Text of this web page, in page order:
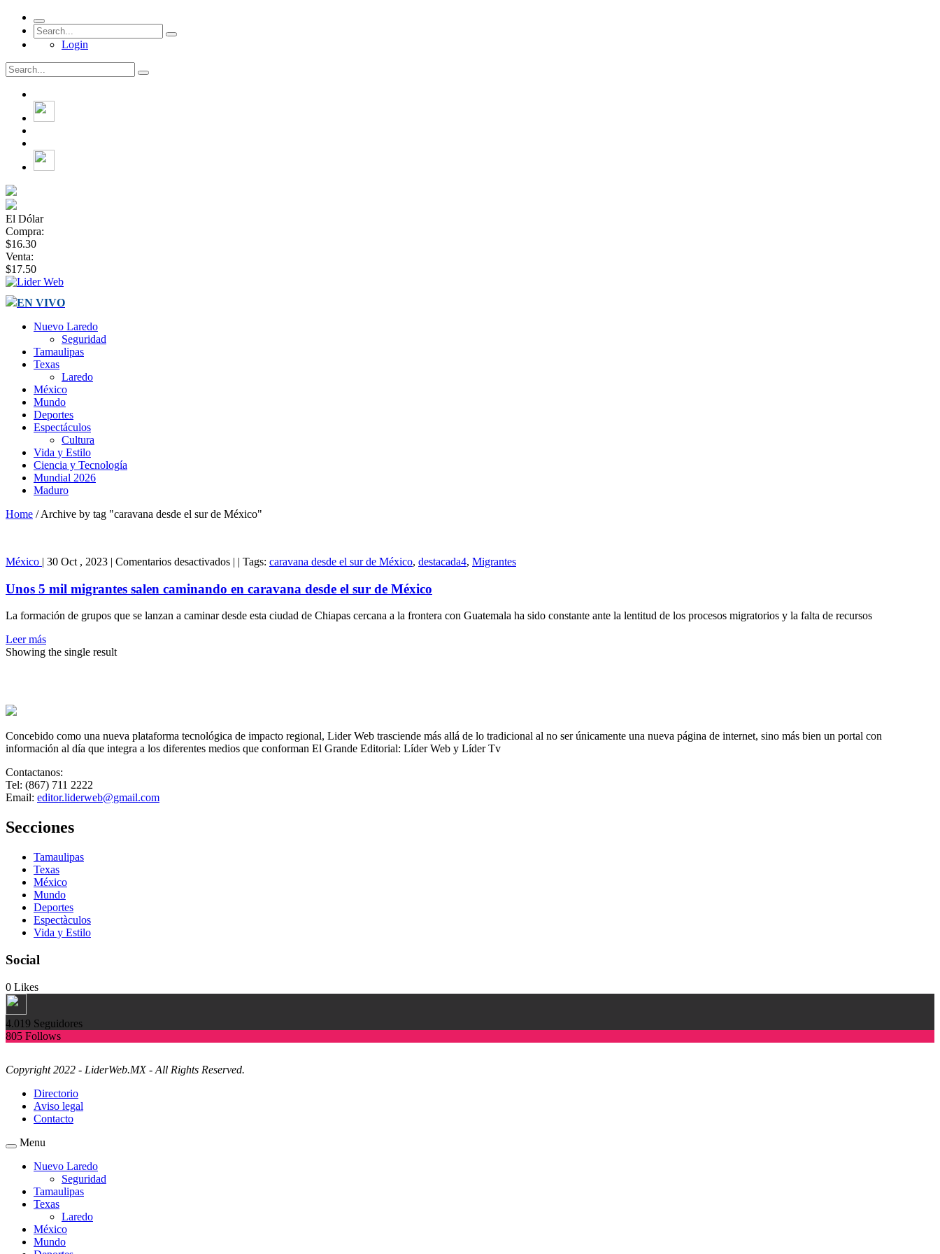
Login
El Dólar
Compra:
$16.30
Venta:
$17.50
EN VIVO
Nuevo Laredo
Seguridad
Tamaulipas
Texas
Laredo
México
Mundo
Deportes
Espectáculos
Cultura
Vida y Estilo
Ciencia y Tecnología
Mundial 2026
Maduro
Home / Archive by tag "caravana desde el sur de México"
México | 30 Oct , 2023 | Comentarios desactivadosen
5
mil
migrantes
| | Tags: caravana desde el sur de México, destacada4, Migrantes
Unos 5 mil migrantes salen caminando en caravana desde el sur de México
La formación de grupos que se lanzan a caminar desde esta ciudad de Chiapas cercana a la frontera con Guatemala ha sido constante ante la lentitud de los procesos migratorios y la falta de recursos
Leer más
Showing the single result
Concebido como una nueva plataforma tecnológica de impacto regional, Lider Web trasciende más allá de lo tradicional al no ser únicamente una nueva página de internet, sino más bien un portal con
información al día que integra a los diferentes medios que conforman El Grande Editorial: Líder Web y Líder Tv
Contactanos:
Tel: (867) 711 2222
Email: editor.liderweb@gmail.com
Secciones
Tamaulipas
Texas
México
Mundo
Deportes
Espectàculos
Vida y Estilo
Social
0 Likes
4.019 Seguidores
805 Follows
Copyright 2022 - LiderWeb.MX - All Rights Reserved.
Directorio
Aviso legal
Contacto
Menu
Nuevo Laredo
Seguridad
Tamaulipas
Texas
Laredo
México
Mundo